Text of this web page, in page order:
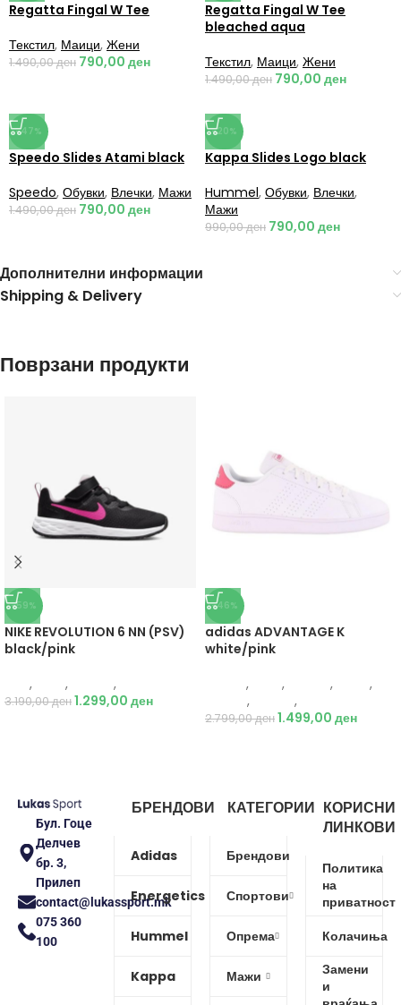
Regatta Fingal W Tee
Текстил, Маици, Жени
1.490,00ден 790,00 ден
Regatta Fingal W Tee
bleached aqua
Текстил, Маици, Жени
1.490,00ден 790,00 ден
-47%
Speedo Slides Atami black
Speedo, Обувки, Влечки, Мажи
1.490,00ден 790,00 ден
-20%
Kappa Slides Logo black
Hummel, Обувки, Влечки,
Мажи
990,00ден 790,00 ден
Дополнителни информации
Shipping & Delivery
Поврзани продукти
-59%
NIKE REVOLUTION 6 NN (PSV)
black/pink
, , ,
3.190,00ден1.299,00 ден
-46%
adidas ADVANTAGE K
white/pink
, , ,
,
, ,
2.799,00ден1.499,00 ден
Бул. Гоце
Делчев
бр. 3,
Прилеп
contact@lukassport.mk
075 360
100
БРЕНДОВИ
Adidas
Energetics
Hummel
Kappa
КАТЕГОРИИ
Брендови
Спортови
Опрема
Мажи
КОРИСНИ
ЛИНКОВИ
Политика
на
приватност
Колачиња
Замени
и